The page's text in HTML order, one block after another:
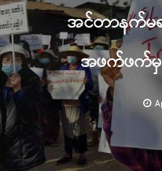
အင်တာနက်မ
အဖက်ဖက်မှ